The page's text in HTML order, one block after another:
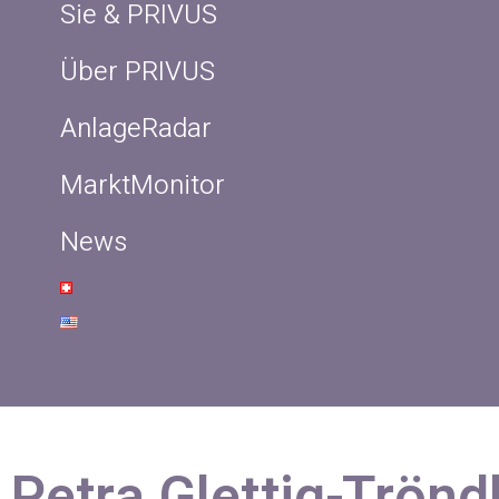
Sie & PRIVUS
Über PRIVUS
AnlageRadar
MarktMonitor
News